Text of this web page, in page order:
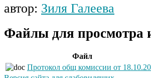
автор: Зиля Галеева
Файлы для просмотра
Файл
Протокол общ комиссии от